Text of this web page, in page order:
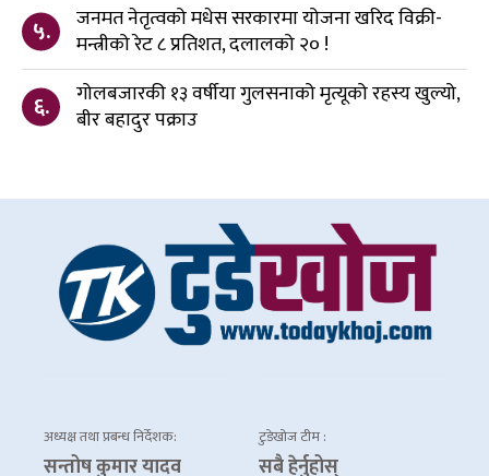
५.
जनमत नेतृत्वको मधेस सरकारमा योजना खरिद विक्री-
मन्त्रीको रेट ८ प्रतिशत, दलालको २० !
६.
गोलबजारकी १३ वर्षीया गुलसनाको मृत्यूको रहस्य खुल्यो,
बीर बहादुर पक्राउ
अध्यक्ष तथा प्रबन्ध निर्देशक:
सन्तोष कुमार यादव
टुडेखोज टीम :
सबै हेर्नुहोस्